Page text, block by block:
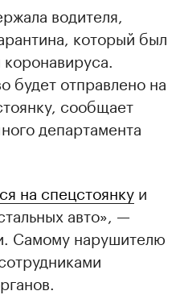
водителя,
который был
будет отправлено на
сообщает
департамента
на спецстоянку и
авто», —
Самому нарушителю